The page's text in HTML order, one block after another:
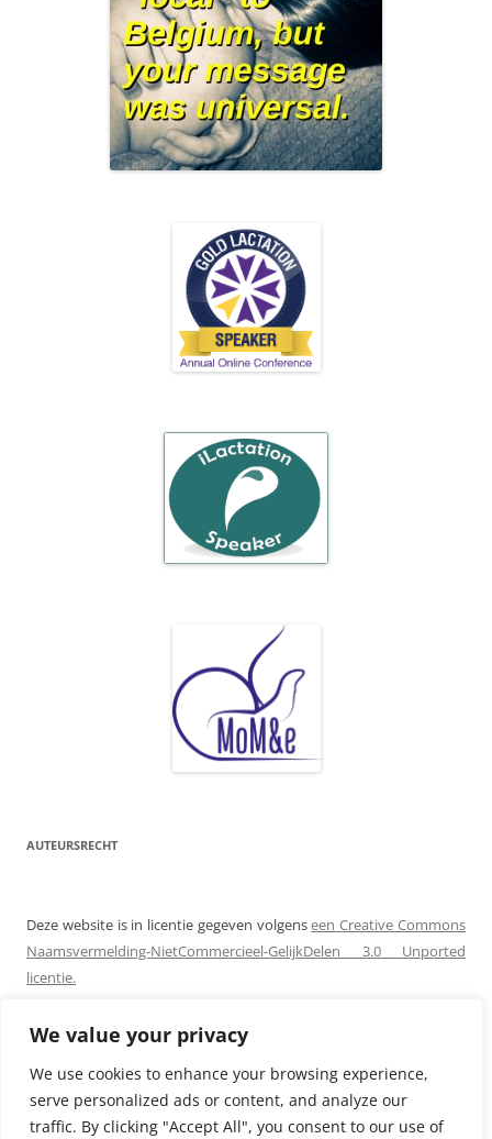
We value your privacy
We use cookies to enhance your browsing experience,
serve personalized ads or content, and analyze our
traffic. By clicking "Accept All", you consent to our use of
AUTEURSRECHT
Deze website is in licentie gegeven volgenseen Creative Commons
Naamsvermelding-NietCommercieel-GelijkDelen 3.0 Unported
licentie.
Toestemming met betrekking tot rechten die niet onder deze
Nauwelaerts!